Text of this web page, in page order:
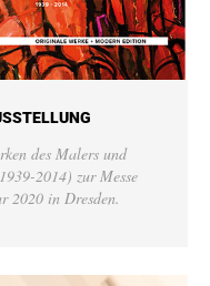
des Malers und
2014) zur Messe
2020 in Dresden.